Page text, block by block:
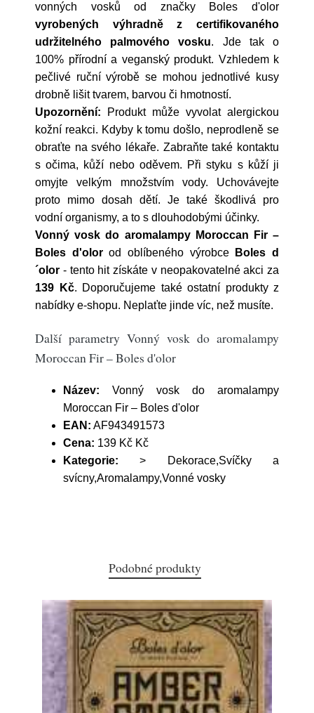
vonných vosků od značky Boles d'olor
vyrobených výhradně z certifikovaného
udržitelného palmového vosku. Jde tak o
100% přírodní a veganský produkt. Vzhledem k
pečlivé ruční výrobě se mohou jednotlivé kusy
drobně lišit tvarem, barvou či hmotností.
Upozornění: Produkt může vyvolat alergickou
kožní reakci. Kdyby k tomu došlo, neprodleně se
obraťte na svého lékaře. Zabraňte také kontaktu
s očima, kůží nebo oděvem. Při styku s kůží ji
omyjte velkým množstvím vody. Uchovávejte
proto mimo dosah dětí. Je také škodlivá pro
vodní organismy, a to s dlouhodobými účinky.
Vonný vosk do aromalampy Moroccan Fir –
Boles d'olorod oblíbeného výrobce
Boles d
´olor - tento hit získáte v neopakovatelné akci za
139 Kč. Doporučujeme také ostatní produkty z
nabídky e-shopu. Neplaťte jinde víc, než musíte.
Další parametry Vonný vosk do aromalampy
Moroccan Fir – Boles d'olor
Název: Vonný vosk do aromalampy
Moroccan Fir – Boles d'olor
EAN: AF943491573
Cena: 139 Kč Kč
Kategorie: > Dekorace,Svíčky a
svícny,Aromalampy,Vonné vosky
Podobné produkty